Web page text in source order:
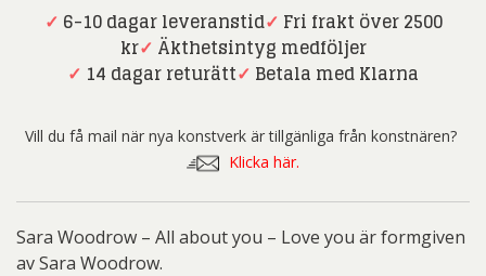
you
pack)
mängd
✓ 6-10 dagar leveranstid✓ Fri frakt över 2500
kr✓ Äkthetsintyg medföljer
✓ 14 dagar returätt✓ Betala med Klarna
Vill du få mail när nya konstverk är tillgänliga från konstnären?
Klicka här.
Sara Woodrow – All about you – Love you är formgiven
av Sara Woodrow.